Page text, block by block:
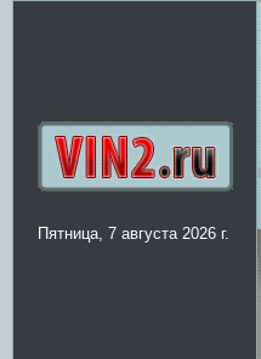
Пятница, 7 августа 2026 г.